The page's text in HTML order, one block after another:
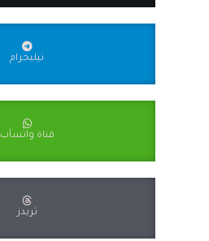
تيليجرام
قناة واتسآب
ثريدز